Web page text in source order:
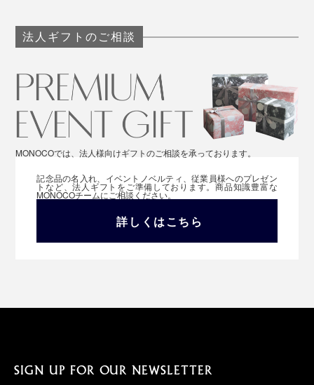
法人ギフトのご相談
MONOCOでは、法人様向けギフトのご相談を承っております。
記念品の名入れ、イベントノベルティ、従業員様へのプレゼン
トなど、法人ギフトをご準備しております。商品知識豊富な
MONOCOチームにご相談ください。
詳しくはこちら
SIGN UP FOR OUR NEWSLETTER